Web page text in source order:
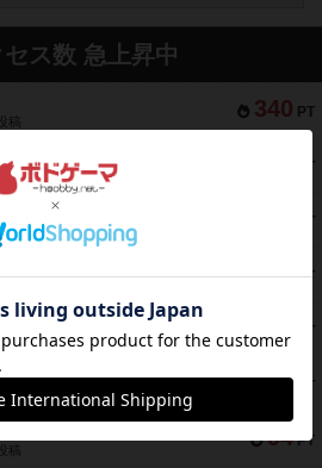
セス数 急上昇中
340 PT
稿
PT
稿
PT
稿
203 PT
PT
稿
108 PT
フライト
稿
94 PT
稿